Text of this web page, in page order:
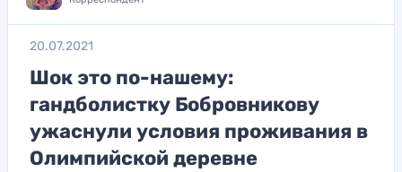
20.07.2021
Шок это по-нашему:
гандболистку Бобровникову
ужаснули условия проживания в
Олимпийской деревне